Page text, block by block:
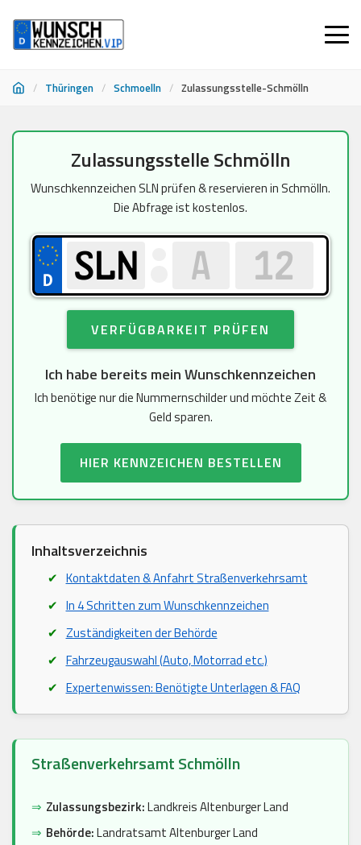
/ Thüringen / Schmoelln / Zulassungsstelle-Schmölln
springen
Zulassungsstelle Schmölln
Wunschkennzeichen SLN prüfen & reservieren in Schmölln.
Die Abfrage ist kostenlos.
VERFÜGBARKEIT PRÜFEN
Ich habe bereits mein Wunschkennzeichen
Ich benötige nur die Nummernschilder und möchte Zeit &
Geld sparen.
HIER KENNZEICHEN BESTELLEN
Inhaltsverzeichnis
Kontaktdaten & Anfahrt Straßenverkehrsamt
In 4 Schritten zum Wunschkennzeichen
Zuständigkeiten der Behörde
Fahrzeugauswahl (Auto, Motorrad etc.)
Expertenwissen: Benötigte Unterlagen & FAQ
Straßenverkehrsamt Schmölln
⇒ Zulassungsbezirk:Landkreis Altenburger Land
⇒ Behörde:Landratsamt Altenburger Land